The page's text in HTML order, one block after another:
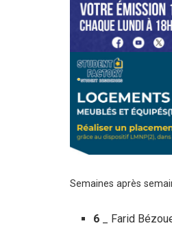
Semaines après
6 _ Farid